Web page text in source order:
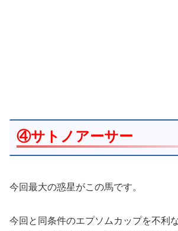
④サトノアーサー
今回最大の惑星がこの馬です。
今回と同条件のエプソムカップを不利